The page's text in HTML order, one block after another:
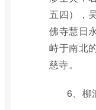
五四），
佛寺慧日
峙于南北
慈寺。
6、柳